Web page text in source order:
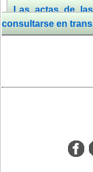
Las actas de
consultarse en